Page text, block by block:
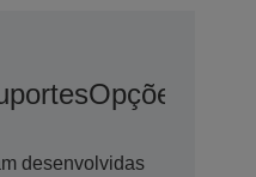
Opções
desenvolvidas